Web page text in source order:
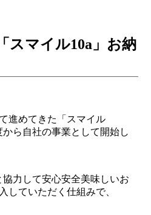
スマイル10a」お納
進めてきた「スマイル
ら自社の事業として開始し
協力して安心安全美味しいお
していただく仕組みで、